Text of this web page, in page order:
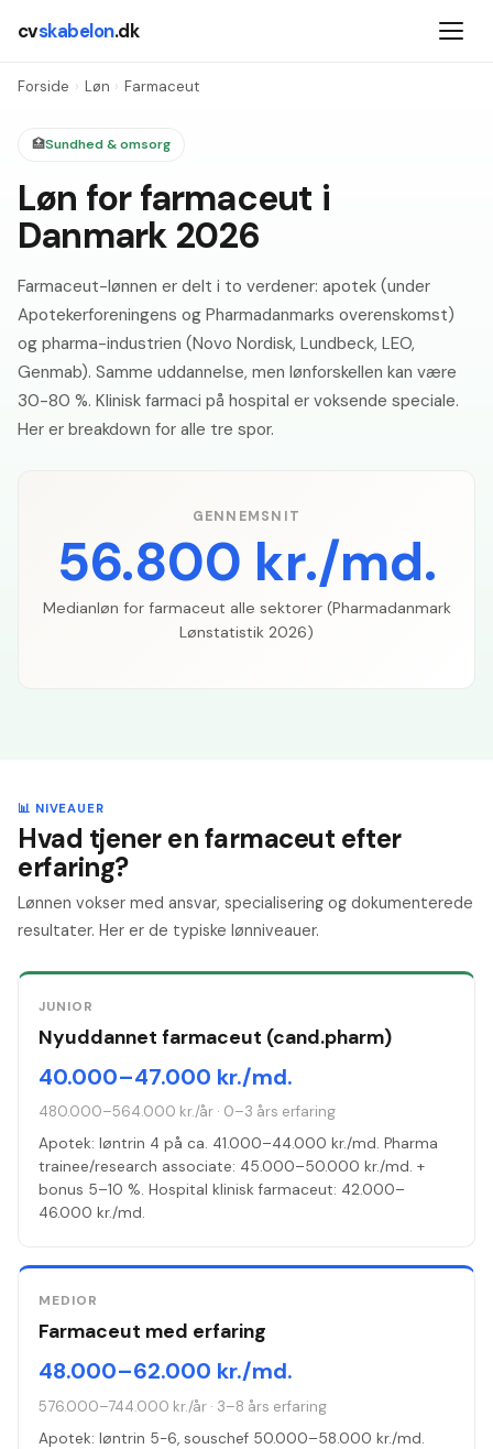
cvskabelon.dk
Forside › Løn › Farmaceut
🏥Sundhed & omsorg
Løn for farmaceut i
Danmark 2026
Farmaceut-lønnen er delt i to verdener: apotek (under
Apotekerforeningens og Pharmadanmarks overenskomst)
og pharma-industrien (Novo Nordisk, Lundbeck, LEO,
Genmab). Samme uddannelse, men lønforskellen kan være
30-80 %. Klinisk farmaci på hospital er voksende speciale.
Her er breakdown for alle tre spor.
GENNEMSNIT
56.800 kr./md.
Medianløn for farmaceut alle sektorer (Pharmadanmark
Lønstatistik 2026)
📊 NIVEAUER
Hvad tjener en farmaceut efter
erfaring?
Lønnen vokser med ansvar, specialisering og dokumenterede
resultater. Her er de typiske lønniveauer.
JUNIOR
Nyuddannet farmaceut (cand.pharm)
40.000–47.000 kr./md.
480.000–564.000 kr./år · 0–3 års erfaring
Apotek: løntrin 4 på ca. 41.000–44.000 kr./md. Pharma
trainee/research associate: 45.000–50.000 kr./md. +
bonus 5–10 %. Hospital klinisk farmaceut: 42.000–
46.000 kr./md.
MEDIOR
Farmaceut med erfaring
48.000–62.000 kr./md.
576.000–744.000 kr./år · 3–8 års erfaring
Apotek: løntrin 5-6, souschef 50.000–58.000 kr./md.